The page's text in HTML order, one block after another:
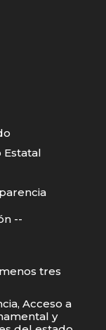
--
tres
Acceso a
y